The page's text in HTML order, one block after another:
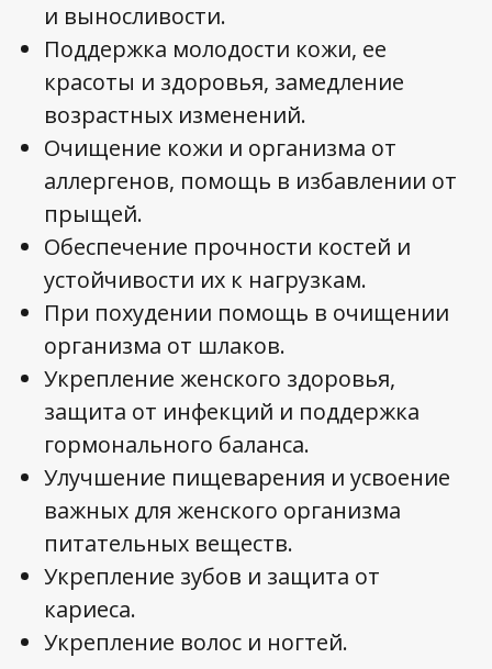
и выносливости.
Поддержка молодости кожи, ее
красоты и здоровья, замедление
возрастных изменений.
Очищение кожи и организма от
аллергенов, помощь в избавлении от
прыщей.
Обеспечение прочности костей и
устойчивости их к нагрузкам.
При похудении помощь в очищении
организма от шлаков.
Укрепление женского здоровья,
защита от инфекций и поддержка
гормонального баланса.
Улучшение пищеварения и усвоение
важных для женского организма
питательных веществ.
Укрепление зубов и защита от
кариеса.
Укрепление волос и ногтей.